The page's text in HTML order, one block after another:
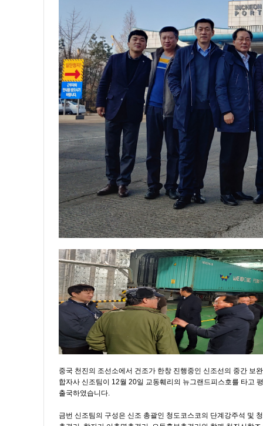
중국 천진의 조선소에서 건조가 한창 진행중인 신조선의 중간 보
합자사 신조팀이 12월 20일 교동훼리의 뉴그랜드피스호를 타고
출국하였습니다.
금번 신조팀의 구성은 신조 총괄인 청도코스코의 단계강주석 및